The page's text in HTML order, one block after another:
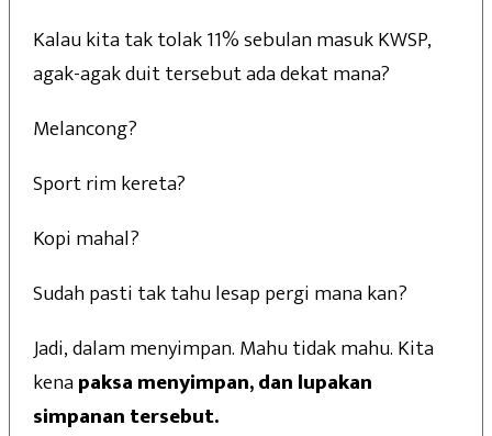
Kalau kita tak tolak 11% sebulan masuk KWSP,
agak-agak duit tersebut ada dekat mana?
Melancong?
Sport rim kereta?
Kopi mahal?
Sudah pasti tak tahu lesap pergi mana kan?
Jadi, dalam menyimpan. Mahu tidak mahu. Kita
kenapaksa menyimpan, dan lupakan
simpanan tersebut.